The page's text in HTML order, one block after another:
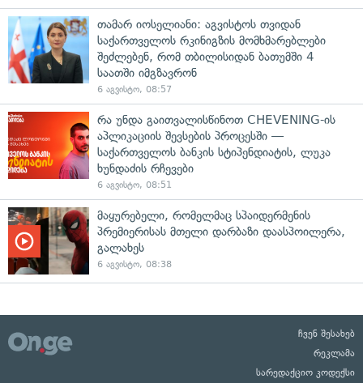
თამარ იოსელიანი: აგვისტოს თვიდან
საქართველოს რკინიგზის მომხმარებლები
შეძლებენ, რომ თბილისიდან ბათუმში 4
საათში იმგზავრონ
6 აგვისტო, 08:57
რა უნდა გაითვალისწინოთ CHEVENING-ის
აპლიკაციის შევსების პროცესში —
საქართველოს ბანკის სტიპენდიატის, ლუკა
ხუნდაძის რჩევები
6 აგვისტო, 08:51
მაყურებელი, რომელმაც სპაიდერმენის
პრემიერისას მთელი დარბაზი დაასპოილერა,
გალახეს
6 აგვისტო, 08:38
ჩვენ შესახებ
რეკლამა
სარედაქციო კოდექსი